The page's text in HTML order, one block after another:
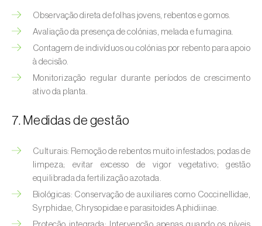
Broca-do-colmo-da-cana-de-açúcar
(
Diatraea saccharalis)
Broca-do-milho (Sesamia nonagrioides )
Broca-dos-ramos-do-pessegueiro ( Anarsia
lineatella )
Broca-listrada-do-caule-do-arroz (
Broca-pequena-do-tomateiro
Neoleucinodes elegantalis )
Broca-vermelha (Cossus cossus)
Observação direta de folhas jovens, rebentos e gomos.
Avaliação da presença de colónias, melada e fumagina.
Contagem de indivíduos ou colónias por rebento para apoio
à decisão.
Monitorização regular durante períodos de crescimento
ativo da planta.
7. Medidas de gestão
Culturais: Remoção de rebentos muito infestados; podas de
limpeza; evitar excesso de vigor vegetativo; gestão
equilibrada da fertilização azotada.
Biológicas: Conservação de auxiliares como Coccinellidae,
Syrphidae, Chrysopidae e parasitoides Aphidiinae.